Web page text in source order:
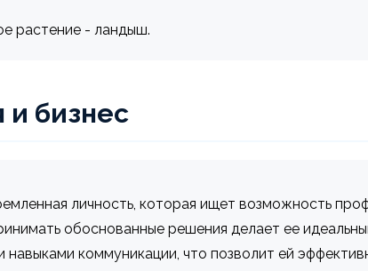
растение - ландыш.
и бизнес
личность, которая ищет возможность
обоснованные решения делает ее
коммуникации, что позволит ей